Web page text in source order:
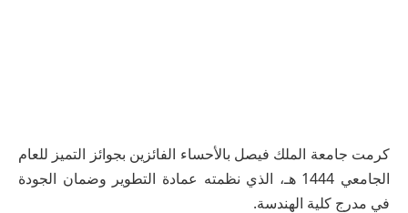
كرمت جامعة الملك فيصل بالأحساء الفائزين بجوائز التميز للعام
الجامعي 1444 هـ، الذي نظمته عمادة التطوير وضمان الجودة
في مدرج كلية الهندسة.